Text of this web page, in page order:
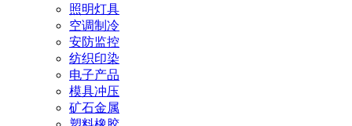
照明灯具
空调制冷
安防监控
纺织印染
电子产品
模具冲压
矿石金属